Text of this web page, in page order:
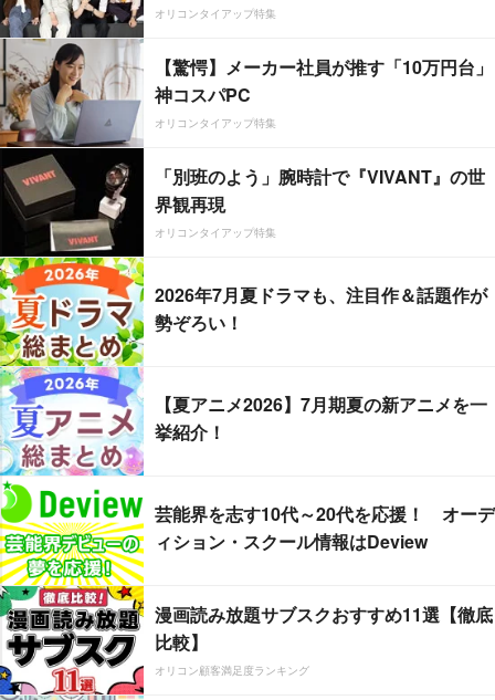
オリコンタイアップ特集
【驚愕】メーカー社員が推す「10万円台」
神コスパPC
オリコンタイアップ特集
「別班のよう」腕時計で『VIVANT』の世
界観再現
オリコンタイアップ特集
2026年7月夏ドラマも、注目作＆話題作が
勢ぞろい！
【夏アニメ2026】7月期夏の新アニメを一
挙紹介！
芸能界を志す10代～20代を応援！ オーデ
ィション・スクール情報はDeview
漫画読み放題サブスクおすすめ11選【徹底
比較】
オリコン顧客満足度ランキング